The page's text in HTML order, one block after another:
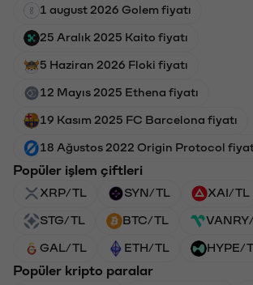
1 august 2026 Golem fiyatı
25 Aralık 2025 Kaito fiyatı
5 Haziran 2026 Floki fiyatı
12 Mayıs 2025 Ethena fiyatı
19 Kasım 2025 FC Barcelona fiyatı
18 Ağustos 2022 Origin Protocol
Popüler işlem çiftleri
XRP/TL SYN/TL XAI/TL
STG/TL BTC/TL
GAL/TL ETH/TL HYPE/
Popüler kripto paralar